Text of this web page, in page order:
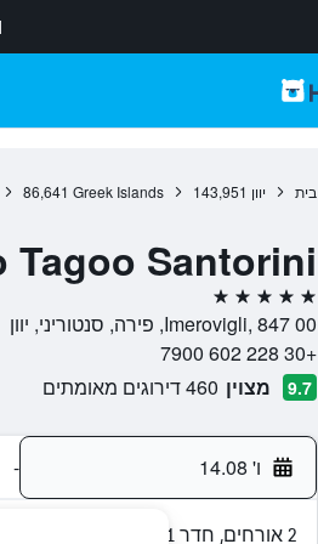
בית יוון 143,951
Greek Islands
86,641
Tagoo Santorini
5 כוכבים
Imerovigli, 847 00, פירה, סנטוריני, יוון
+30 228 602 7900
9.7 מצוין 460 דירוגים מאומתים
ו' 14.08 -
2 אורחים, חדר 1